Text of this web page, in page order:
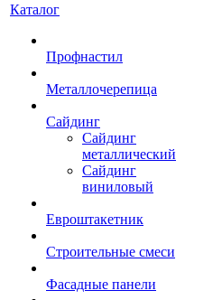
Каталог
Профнастил
Металлочерепица
Сайдинг
Сайдинг
металлический
Сайдинг
виниловый
Евроштакетник
Строительные смеси
Фасадные панели